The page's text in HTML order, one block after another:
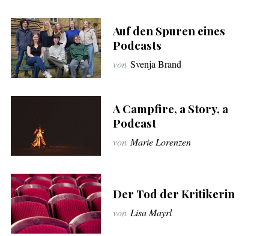
Auf den Spuren eines
Podcasts
von Svenja Brand
A Campfire, a Story, a
Podcast
von Marie Lorenzen
Der Tod der Kritikerin
von Lisa Mayrl